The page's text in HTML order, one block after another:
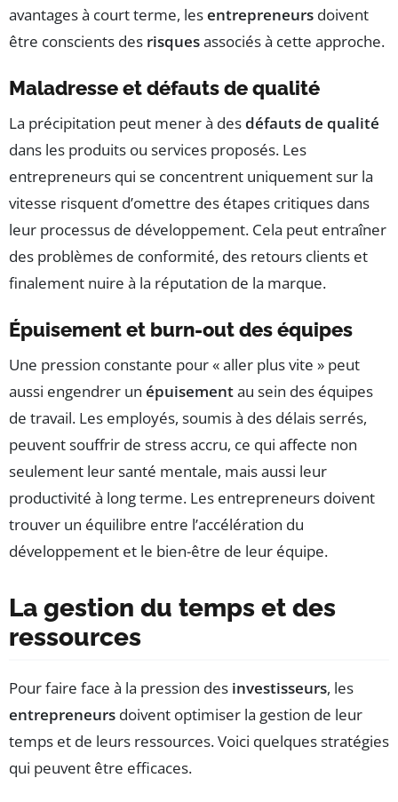
avantages à court terme, lesentrepreneurs doivent
être conscients des risquesassociés à cette approche.
Maladresse et défauts de qualité
La précipitation peut mener à desdéfauts de qualité
dans les produits ou services proposés. Les
entrepreneurs qui se concentrent uniquement sur la
vitesse risquent d’omettre des étapes critiques dans
leur processus de développement. Cela peut entraîner
des problèmes de conformité, des retours clients et
finalement nuire à la réputation de la marque.
Épuisement et burn-out des équipes
Une pression constante pour « aller plus vite » peut
aussi engendrer un épuisementau sein des équipes
de travail. Les employés, soumis à des délais serrés,
peuvent souffrir de stress accru, ce qui affecte non
seulement leur santé mentale, mais aussi leur
productivité à long terme. Les entrepreneurs doivent
trouver un équilibre entre l’accélération du
développement et le bien-être de leur équipe.
La gestion du temps et des
ressources
Pour faire face à la pression des investisseurs, les
entrepreneurs doivent optimiser la gestion de leur
temps et de leurs ressources. Voici quelques stratégies
qui peuvent être efficaces.